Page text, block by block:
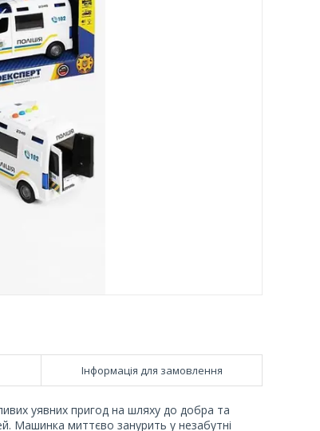
Інформація для замовлення
уявних пригод на шляху до добра та
Машинка миттєво занурить у незабутні